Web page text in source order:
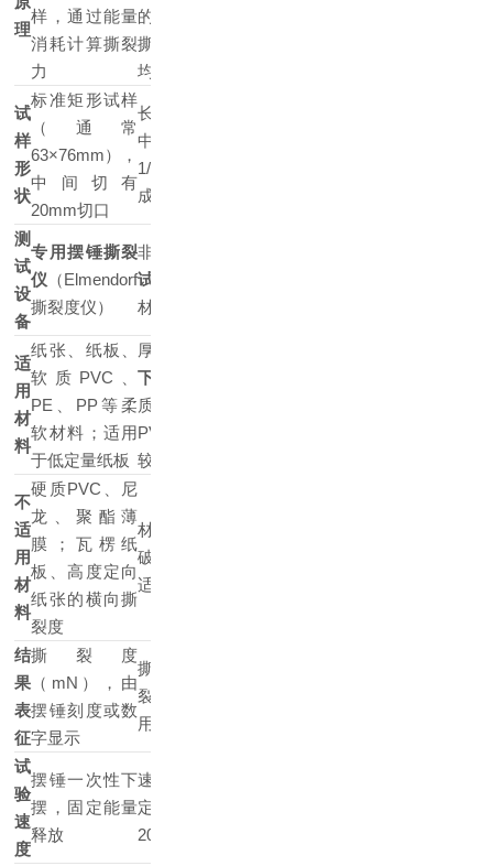
理
样，通过能量
消耗计算撕裂
力
的试样，测量
撕裂所需的平
均力
试
样
形
状
标准矩形试样
（通常
63×76mm），
中间切有
20mm切口
长方形试样，
中间切缝至
1/2长度，形
成两“裤腿"
测
试
设
备
专用摆锤撕裂
仪 （Elmendorf
撕裂度仪）
非摆锤式
试验机
材料试验机）
适
用
材
料
纸张、纸板、
软质PVC、
PE、PP等柔
软材料；适用
于低定量纸板
厚度
下
质薄膜，包括
PVC、尼龙等
较硬材料
不
适
用
材
料
硬质PVC、尼
龙、聚酯薄
膜
；瓦楞纸
板、高度定向
纸张的横向撕
裂度
材料发生脆性
破坏时可能不
适用
结
果
表
征
撕裂度
（mN），由
摆锤刻度或数
字显示
撕裂强度或撕
裂力（N），
用平均力计算
试
验
速
度
摆锤一次性下
摆，固定能量
释放
速度依标准设
定（如
200mm/min）